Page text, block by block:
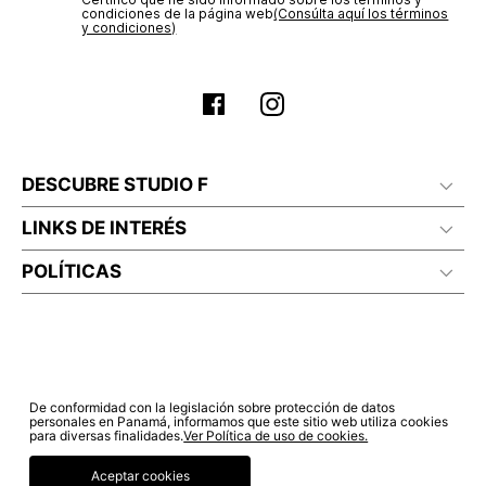
electrónico con la confirmación del mismo. Para revisar el
estado de tu compra puedes ingresar al menú de “Mi cuenta -
condiciones de la página web‎(Consúlta aquí los términos
y condiciones)
DESCUBRE STUDIO F
LINKS DE INTERÉS
POLÍTICAS
De conformidad con la legislación sobre protección de datos
personales en Panamá, informamos que este sitio web utiliza cookies
para diversas finalidades.Ver Política de uso de cookies.
Aceptar cookies